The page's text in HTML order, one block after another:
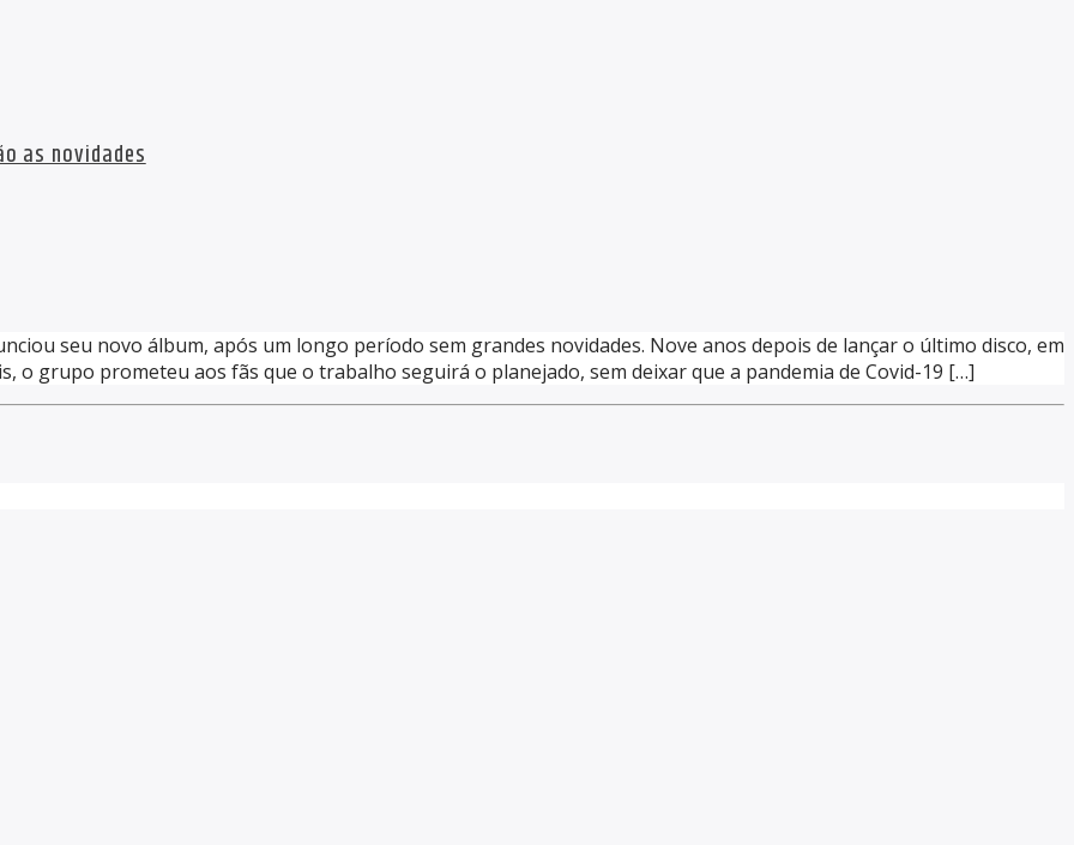
as novidades
seu novo álbum, após um longo período sem grandes novidades. Nove anos depois de lançar o último disco, em
o grupo prometeu aos fãs que o trabalho seguirá o planejado, sem deixar que a pandemia de Covid-19 […]